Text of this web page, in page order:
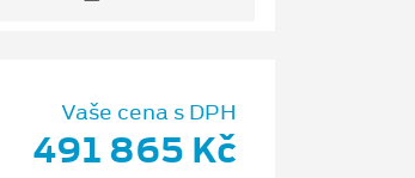
Vaše cena s DPH
491 865 Kč